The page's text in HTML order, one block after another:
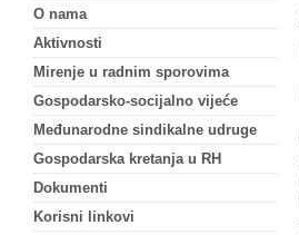
O nama
Aktivnosti
Mirenje u radnim sporovima
Gospodarsko-socijalno vijeće
Međunarodne sindikalne udruge
Gospodarska kretanja u RH
Dokumenti
Korisni linkovi